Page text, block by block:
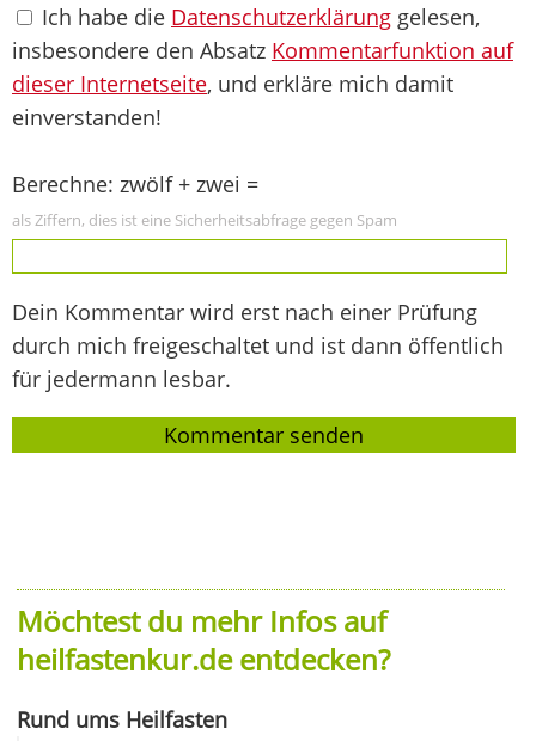
Ich habe die Datenschutzerklärung gelesen,
insbesondere den Absatz Kommentarfunktion auf
dieser Internetseite, und erkläre mich damit
einverstanden!
Berechne: zwölf + zwei =
als Ziffern, dies ist eine Sicherheitsabfrage gegen Spam
Dein Kommentar wird erst nach einer Prüfung
durch mich freigeschaltet und ist dann öffentlich
für jedermann lesbar.
Möchtest du mehr Infos auf
heilfastenkur.de entdecken?
Rund ums Heilfasten